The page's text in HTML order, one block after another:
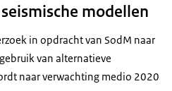
modellen
in opdracht van SodM naar
van alternatieve
naar verwachting medio 2020